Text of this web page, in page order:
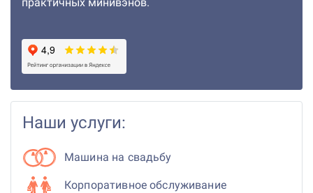
Наши услуги:
Машина на свадьбу
Корпоративное обслуживание